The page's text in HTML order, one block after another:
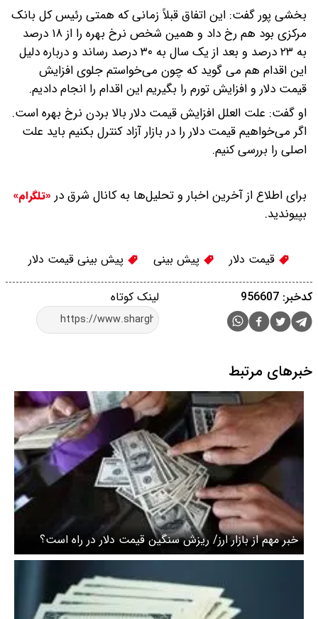
بخشی پور گفت: این اتفاق قبلاً زمانی که همتی رئیس کل بانک
مرکزی بود هم رخ داد و همین شخص نرخ بهره را از ۱۸ درصد
به ۲۳ درصد و بعد از یک سال به ۳۰ درصد رساند و درباره دلیل
این اقدام هم می گوید که چون می‌خواستم جلوی افزایش
قیمت دلار و افزایش تورم را بگیریم این اقدام را انجام دادیم.
او گفت: علت العلل افزایش قیمت دلار بالا بردن نرخ بهره است.
اگر می‌خواهیم قیمت دلار را در بازار آزاد کنترل بکنیم باید علت
اصلی را بررسی کنیم.
برای اطلاع از آخرین اخبار و تحلیل‌ها به کانال شرق در «تلگرام»
بپیوندید.
قیمت دلار پیش بینی پیش بینی قیمت دلار
لینک کوتاه کدخبر: 956607
خبرهای مرتبط
خبر مهم از بازار ارز/ ریزش سنگین قیمت دلار در راه است؟